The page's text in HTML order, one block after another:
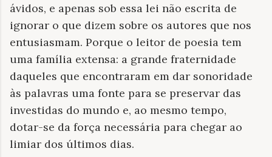
ávidos, e apenas sob essa lei não escrita de
ignorar o que dizem sobre os autores que nos
entusiasmam. Porque o leitor de poesia tem
uma família extensa: a grande fraternidade
daqueles que encontraram em dar sonoridade
às palavras uma fonte para se preservar das
investidas do mundo e, ao mesmo tempo,
dotar-se da força necessária para chegar ao
limiar dos últimos dias.